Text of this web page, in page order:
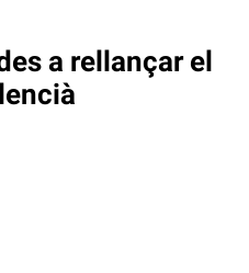
a rellançar el